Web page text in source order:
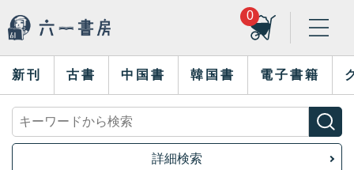
0
新刊 古書 中国書 韓国書 電子書籍
詳細検索